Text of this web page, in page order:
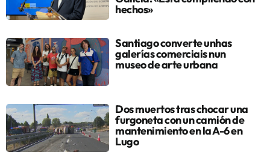
hechos»
Santiago converte unhas
galerías comerciais nun
museo de arte urbana
Dos muertos tras chocar una
furgoneta con un camión de
mantenimiento en la A-6 en
Lugo